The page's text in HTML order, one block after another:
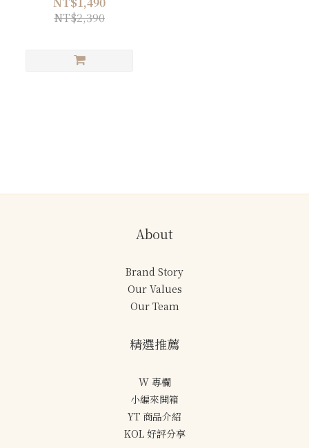
NT$2,390
About
Brand Story
Our Values
Our Team
精選推薦
W 專欄
小編來開箱
YT 商品介紹
KOL 好評分享